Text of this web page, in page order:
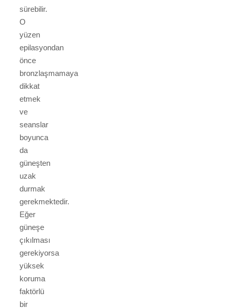
sürebilir.
O
yüzen
epilasyondan
önce
bronzlaşmamaya
dikkat
etmek
ve
seanslar
boyunca
da
güneşten
uzak
durmak
gerekmektedir.
Eğer
güneşe
çıkılması
gerekiyorsa
yüksek
koruma
faktörlü
bir